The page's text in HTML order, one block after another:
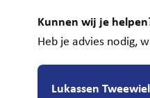
Kunnen wij je
Heb je advies nodig,
Lukassen